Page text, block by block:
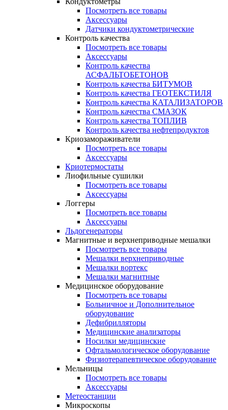
Посмотреть все товары
Аксессуары
Датчики кондуктометрические
Контроль качества
Посмотреть все товары
Аксессуары
Контроль качества
АСФАЛЬТОБЕТОНОВ
Контроль качества БИТУМОВ
Контроль качества ГЕОТЕКСТИЛЯ
Контроль качества КАТАЛИЗАТОРОВ
Контроль качества СМАЗОК
Контроль качества ТОПЛИВ
Контроль качества нефтепродуктов
Криозамораживатели
Посмотреть все товары
Аксессуары
Криотермостаты
Лиофильные сушилки
Посмотреть все товары
Аксессуары
Логгеры
Посмотреть все товары
Аксессуары
Льдогенераторы
Магнитные и верхнеприводные мешалки
Посмотреть все товары
Мешалки верхнеприводные
Мешалки вортекс
Мешалки магнитные
Медицинское оборудование
Посмотреть все товары
Больничное и Дополнительное
оборудование
Дефибрилляторы
Медицинские анализаторы
Носилки медицинские
Офтальмологическое оборудование
Физиотерапевтическое оборудование
Мельницы
Посмотреть все товары
Аксессуары
Метеостанции
Микроскопы